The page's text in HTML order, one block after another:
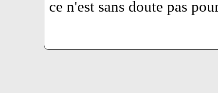
ce n'est sans doute pas